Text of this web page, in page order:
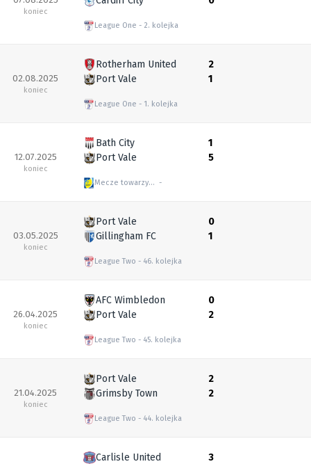
koniec
League One 2. kolejka
02.08.2025
koniec
Rotherham United
Port Vale
League One 1. kolejka
2
1
12.07.2025
koniec
Bath City
Port Vale
Mecze towarzyskie
1
5
03.05.2025
koniec
Port Vale
Gillingham FC
League Two 46. kolejka
0
1
26.04.2025
koniec
AFC Wimbledon
Port Vale
League Two 45. kolejka
0
2
21.04.2025
koniec
Port Vale
Grimsby Town
League Two 44. kolejka
2
2
Carlisle United
3